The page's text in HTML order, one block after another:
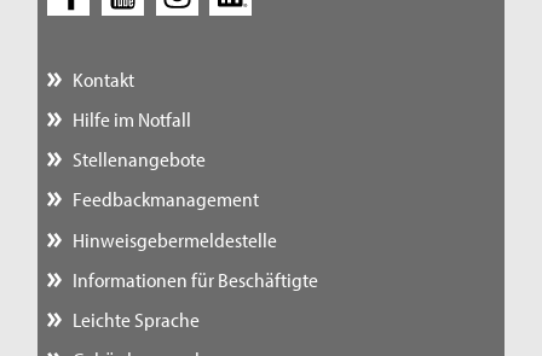
Kontakt
Hilfe im Notfall
Stellenangebote
Feedbackmanagement
Hinweisgebermeldestelle
Informationen für Beschäftigte
Leichte Sprache